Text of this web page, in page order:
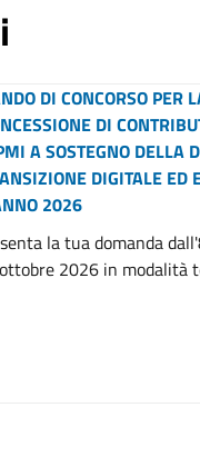
LA NUOVA GIUNTA
IL MANDATO 2026-
stampa 31/07/
Francesco De
dato il
Giunta camerale,
per il quinquennio